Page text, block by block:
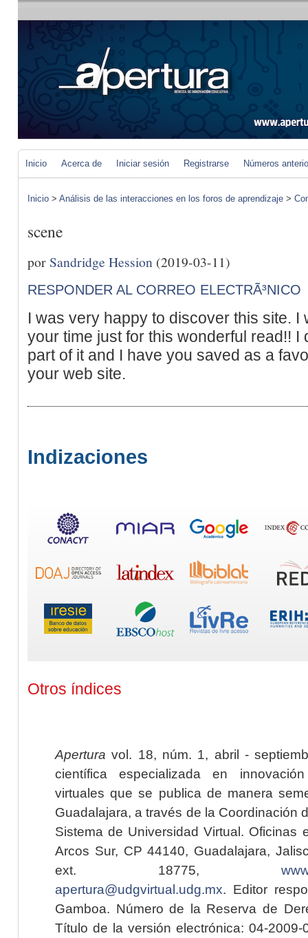
Inicio Acerca de Iniciar sesión Registrarse Números
Inicio > Análisis de las interacciones en los foros de aprendizaje >
scene
porSandridge Hession (2019-03-11)
RESPONDER AL CORREO ELECTRÃ³NICO
I was very happy to discover this site. I
your time just for this wonderful read!!
part of it and I have you saved as a
your web site.
Indizaciones
Otros índices
Apertura vol. 18, núm. 1, abril -
científica especializada en
virtuales que se publica de manera
Guadalajara, a través de la Coordinación
Sistema de Universidad Virtual. Oficinas
Arcos Sur, CP 44140, Guadalajara,
ext. 18775,
apertura@udgvirtual.udg.mx. Editor
Gamboa. Número de la Reserva de
Título de la versión electrónica: 04-2009-